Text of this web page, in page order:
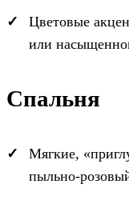
Цветовые
или
Спальня
Мягкие,
пыльно-